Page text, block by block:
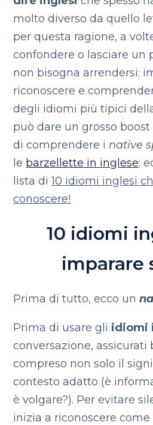
molto diverso da quello
per questa ragione, a
confondere o lasciare un
non bisogna arrendersi:
riconoscere e
degli idiomi più tipici
può dare un grosso
di comprendere i native
le barzellette in inglese:
lista di10 idiomi inglesi
conoscere!
10 idiomi
imparare
Prima di tutto, ecco un
Prima di usare gli idiomi
conversazione, assicurati
compreso non solo il
contesto adatto (è
è volgare?). Per evitare
inizia a riconoscere